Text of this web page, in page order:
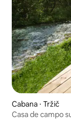
Cabana ⋅ Tržič
Casa de campo